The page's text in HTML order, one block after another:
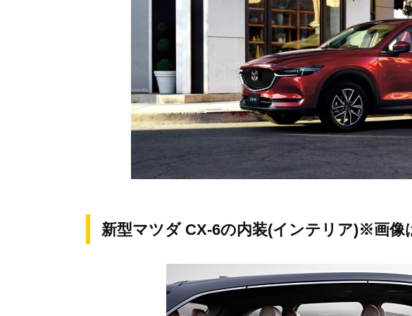
新型マツダ CX-6の内装(インテリア)※画像